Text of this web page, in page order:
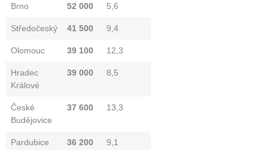
Brno 52 000 5,6
Středočeský 41 500 9,4
Olomouc 39 100 12,3
Hradec
Králové
39 000 8,5
České
Budějovice
37 600 13,3
Pardubice 36 200 9,1